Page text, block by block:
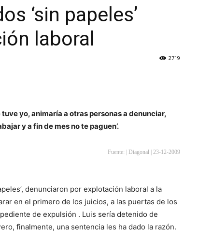
‘sin papeles’
laboral
2719
yo, animaría a otras personas a denunciar,
y a fin de mes no te paguen’.
Fuente: | Diagonal | 23-12-2009
denunciaron por explotación laboral a la
en el primero de los juicios, a las puertas de los
de expulsión . Luis sería detenido de
finalmente, una sentencia les ha dado la razón.